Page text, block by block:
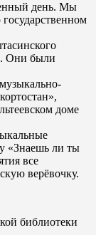
день. Мы
Они были
доме
«Знаешь ли ты
все
верёвочку.
библиотеки